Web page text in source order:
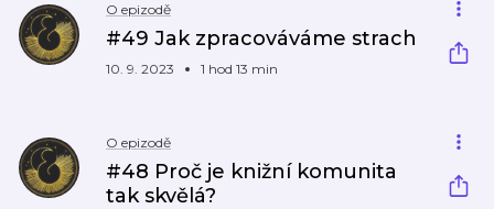
O epizodě
#49 Jak zpracováváme strach
10. 9. 2023 1 hod 13 min
O epizodě
#48 Proč je knižní komunita
tak skvělá?